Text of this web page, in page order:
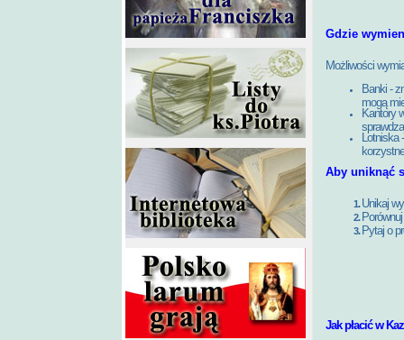
Gdzie
Możliwości
Banki -
mogą
Kantory
Lotniska
Aby uniknąć
Unikaj
Pytaj o
Jak płacić w